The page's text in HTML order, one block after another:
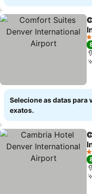
3
Selecione as datas para
exatos.
3